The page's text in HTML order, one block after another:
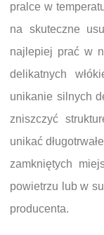
pralce w
na skuteczne
najlepiej prać w
delikatnych
unikanie silnych
zniszczyć
unikać
zamkniętych
powietrzu lub w
producenta.